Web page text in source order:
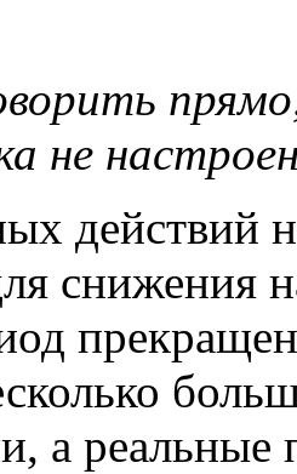
не
действий
снижения
а реальные